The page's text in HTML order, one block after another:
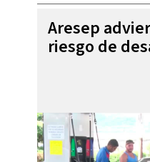
Aresep
riesgo de